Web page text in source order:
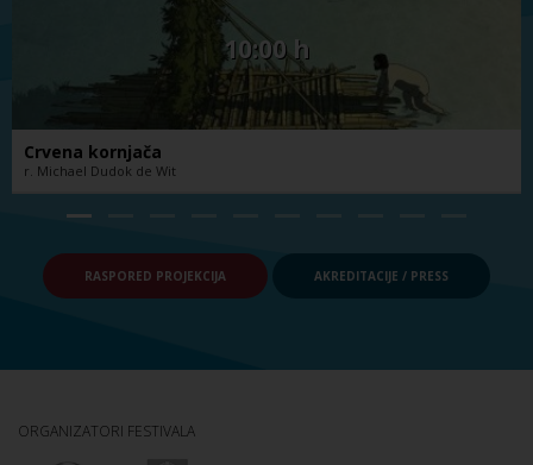
10:00 h
Crvena kornjača
r. Michael Dudok de Wit
RASPORED PROJEKCIJA AKREDITACIJE / PRESS
ORGANIZATORI FESTIVALA